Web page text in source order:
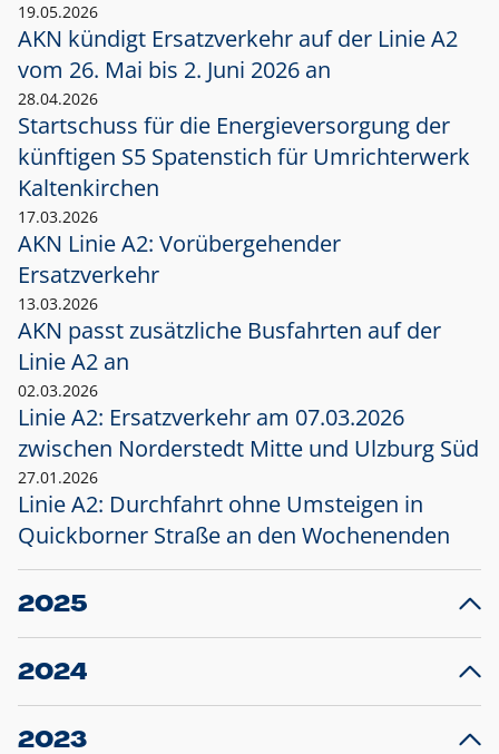
19.05.2026
AKN kündigt Ersatzverkehr auf der Linie A2
vom 26. Mai bis 2. Juni 2026 an
28.04.2026
Startschuss für die Energieversorgung der
künftigen S5 Spatenstich für Umrichterwerk
Kaltenkirchen
17.03.2026
AKN Linie A2: Vorübergehender
Ersatzverkehr
13.03.2026
AKN passt zusätzliche Busfahrten auf der
Linie A2 an
02.03.2026
Linie A2: Ersatzverkehr am 07.03.2026
zwischen Norderstedt Mitte und Ulzburg Süd
27.01.2026
Linie A2: Durchfahrt ohne Umsteigen in
Quickborner Straße an den Wochenenden
2025
23.12.2025
Projekt S5: Start der Bauarbeiten am
2024
10.12.2024
Großprojekt S5: Sperrung der Bahnstraße in
2023